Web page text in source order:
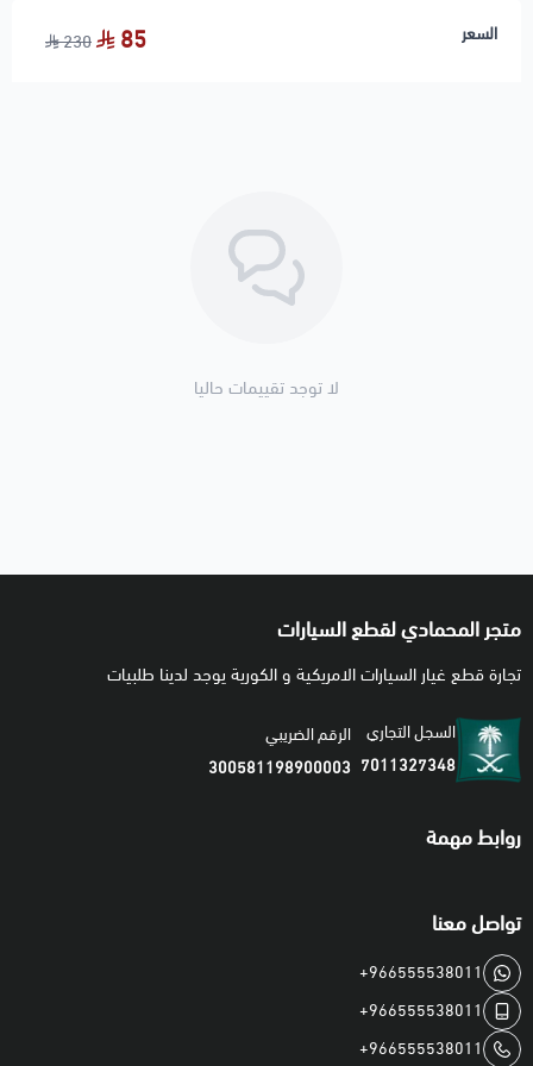
نوفر خدمة تأكيد التوافق عبر واتساب – أرسل رقم الهيكل أو صورة
السعر 85
230
لا توجد تقييمات حاليا
متجر المحمادي لقطع السيارات
تجارة قطع غيار السيارات الامريكية و الكورية يوجد لدينا طلبيات
السجل التجاري
7011327348
الرقم الضريبي
300581198900003
روابط مهمة
تواصل معنا
+966555538011
+966555538011
+966555538011